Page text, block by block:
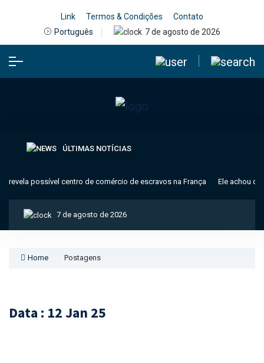
Link Termos & Condições
Contato
Português
7 de agosto de 2026
ÚLTIMAS NOTÍCIAS
possível centro de comércio de escravos na França Ele achou
7 de agosto de 2026
Home Postagens
Data : 12 Jan 25